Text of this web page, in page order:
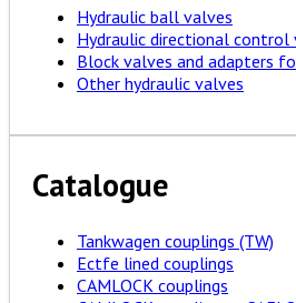
Hydraulic ball valves
Hydraulic directional control
Block valves and adapters
Other hydraulic valves
Catalogue
Tankwagen couplings (TW)
Ectfe lined couplings
CAMLOCK couplings